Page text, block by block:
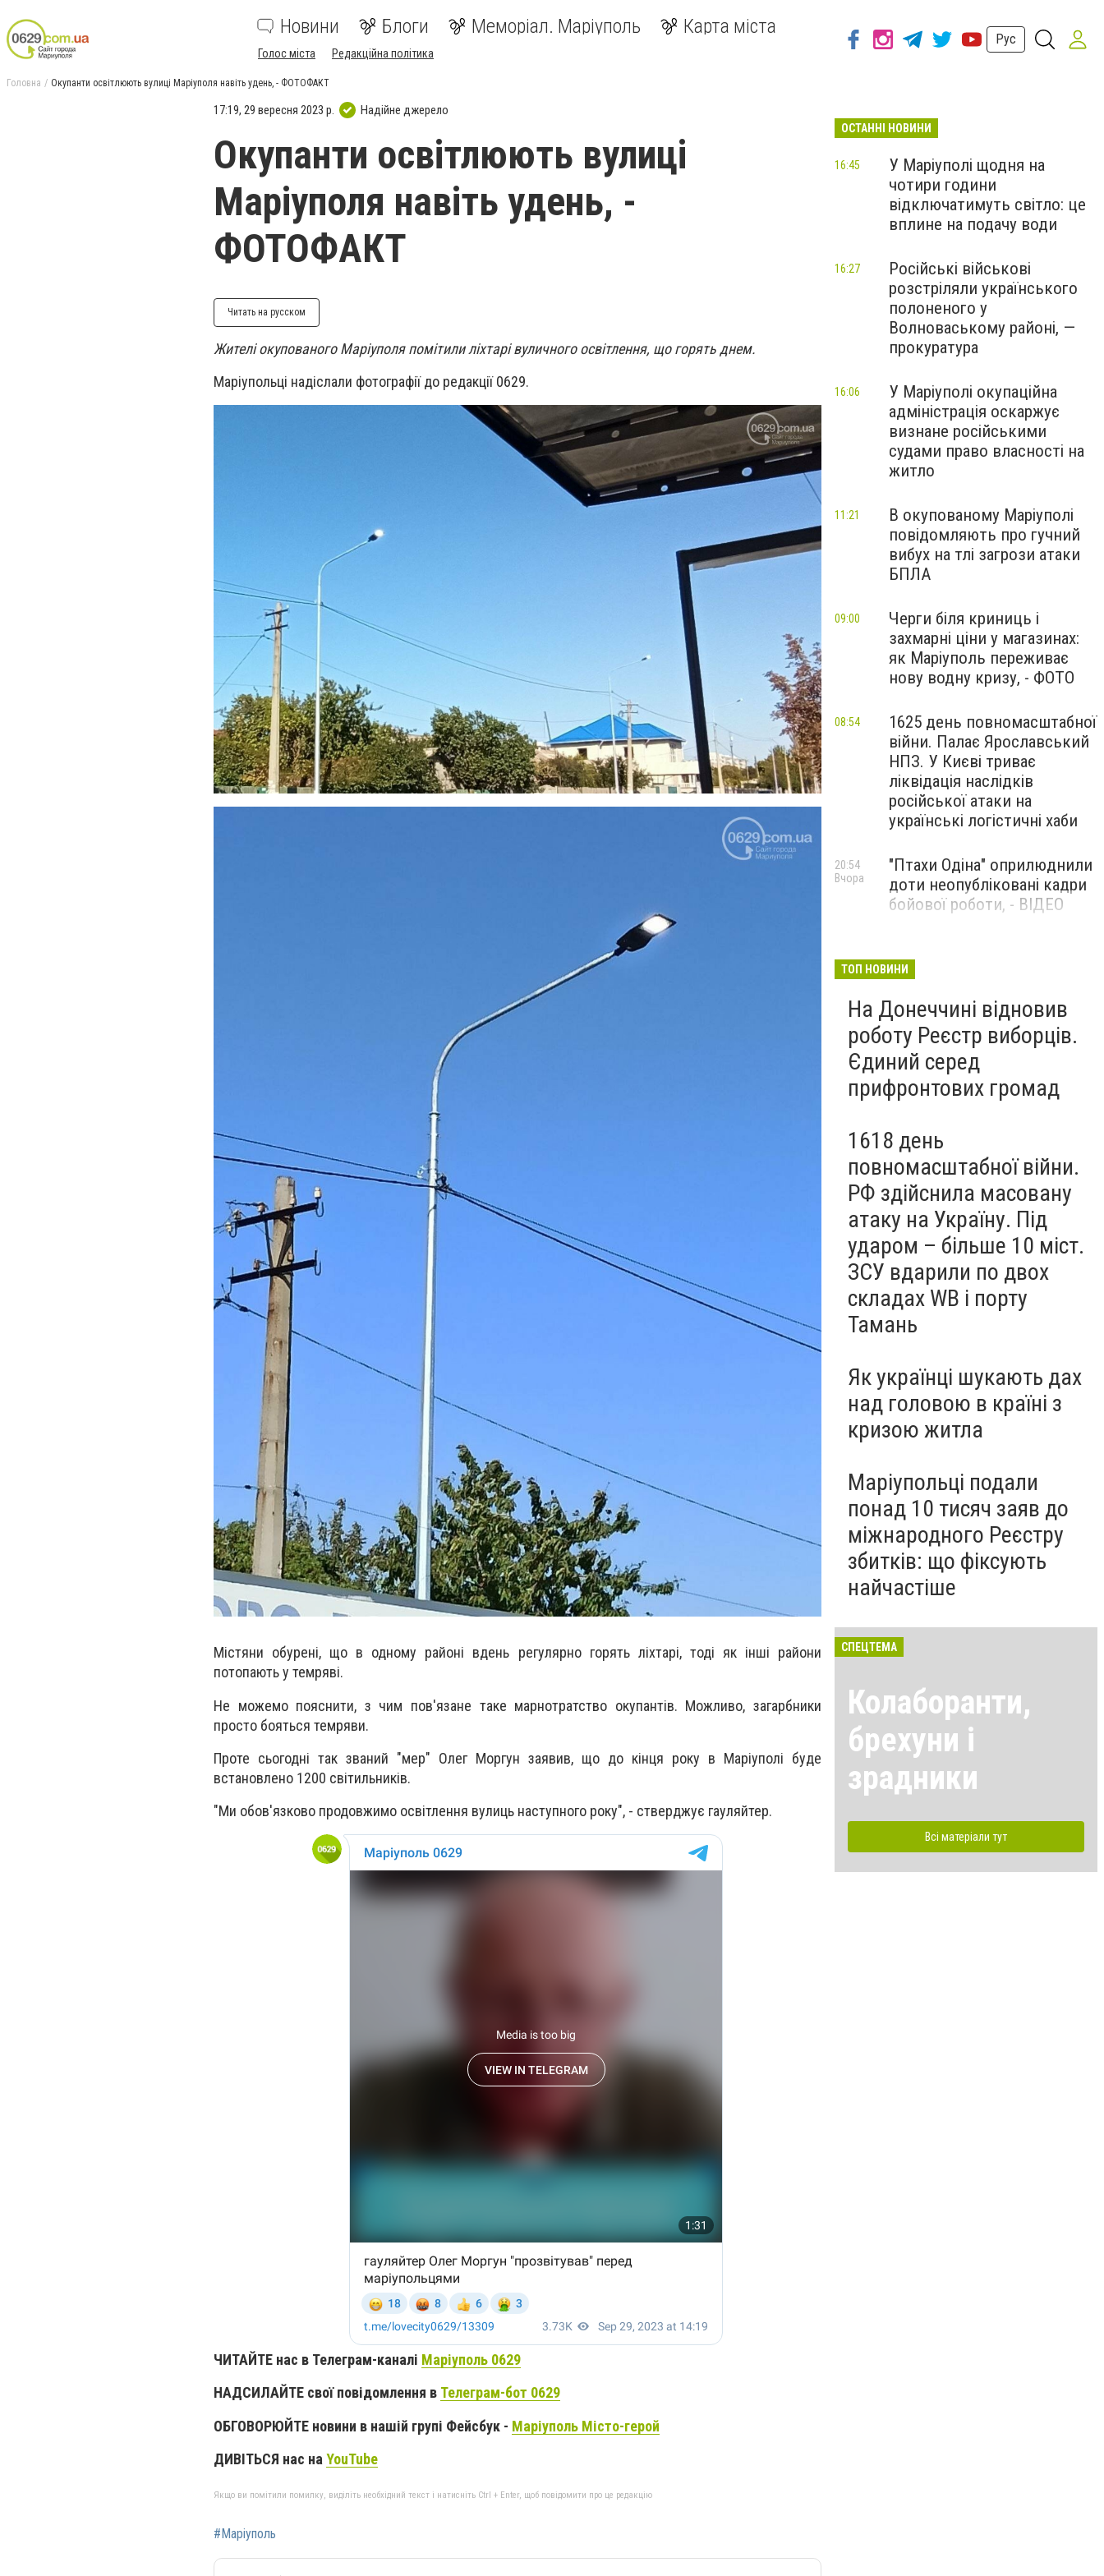
Новини Блоги Меморіал. Маріуполь Карта міста
Голос міста Редакційна політика
Рус
Головна Окупанти освітлюють вулиці Маріуполя навіть удень, - ФОТОФАКТ
17:19, 29 вересня 2023 р. Надійне джерело
Окупанти освітлюють вулиці
Маріуполя навіть удень, -
ФОТОФАКТ
Читать на русском
Жителі окупованого Маріуполя помітили ліхтарі вуличного освітлення, що горять днем.
Маріупольці надіслали фотографії до редакції 0629.
Містяни обурені, що в одному районі вдень регулярно горять ліхтарі, тоді як інші райони
потопають у темряві.
Не можемо пояснити, з чим пов'язане таке марнотратство окупантів. Можливо, загарбники
просто бояться темряви.
Проте сьогодні так званий "мер" Олег Моргун заявив, що до кінця року в Маріуполі буде
встановлено 1200 світильників.
"Ми обов'язково продовжимо освітлення вулиць наступного року", - стверджує гауляйтер.
ЧИТАЙТЕ нас в Телеграм-каналі Маріуполь 0629
НАДСИЛАЙТЕ свої повідомлення в Телеграм-бот 0629
ОБГОВОРЮЙТЕ новини в нашій групі Фейсбук - Маріуполь Місто-герой
ДИВІТЬСЯ нас на YouTube
Якщо ви помітили помилку, виділіть необхідний текст і натисніть Ctrl + Enter, щоб повідомити про це редакцію
#Маріуполь
ОСТАННІ НОВИНИ
У Маріуполі щодня на
чотири години
відключатимуть світло: це
вплине на подачу води
16:45
Російські військові
розстріляли українського
полоненого у
Волноваському районі, —
прокуратура
16:27
У Маріуполі окупаційна
адміністрація оскаржує
визнане російськими
судами право власності на
житло
16:06
В окупованому Маріуполі
повідомляють про гучний
вибух на тлі загрози атаки
БПЛА
11:21
Черги біля криниць і
захмарні ціни у магазинах:
як Маріуполь переживає
нову водну кризу, - ФОТО
09:00
1625 день повномасштабної
війни. Палає Ярославський
НПЗ. У Києві триває
ліквідація наслідків
російської атаки на
українські логістичні хаби
08:54
"Птахи Одіна" оприлюднили
доти неопубліковані кадри
бойової роботи, - ВІДЕО
20:54
Вчора
Бєдняков зіграє тата
новому українському
фільмі, - ФОТО
Вчора
ТОП НОВИНИ
На Донеччині відновив
роботу Реєстр виборців.
Єдиний серед
прифронтових громад
1618 день
повномасштабної війни.
РФ здійснила масовану
атаку на Україну. Під
ударом – більше 10 міст.
ЗСУ вдарили по двох
складах WB і порту
Тамань
Як українці шукають дах
над головою в країні з
кризою житла
Маріупольці подали
понад 10 тисяч заяв до
міжнародного Реєстру
збитків: що фіксують
найчастіше
СПЕЦТЕМА
Колаборанти,
брехуни і
зрадники
Всі матеріали тут